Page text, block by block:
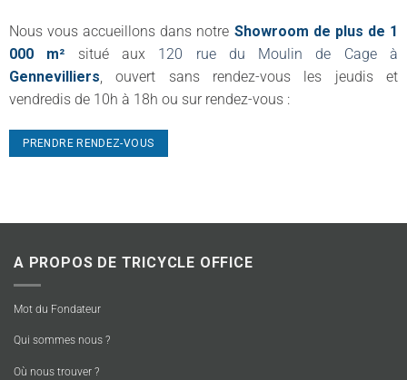
Nous vous accueillons dans notre Showroom de plus de 1
000 m² situé aux 120 rue du Moulin de Cage à
Gennevilliers, ouvert sans rendez-vous les jeudis et
vendredis de 10h à 18h ou sur rendez-vous :
PRENDRE RENDEZ-VOUS
A PROPOS DE TRICYCLE OFFICE
Mot du Fondateur
Qui sommes nous ?
Où nous trouver ?